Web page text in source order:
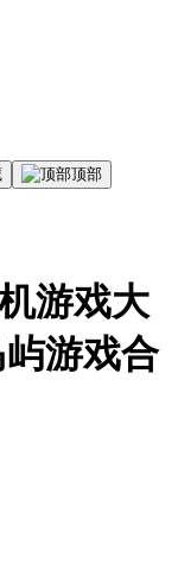
顶部
游戏大
游戏合